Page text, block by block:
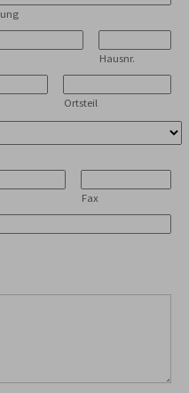
Hausnr.
Ortsteil
Fax